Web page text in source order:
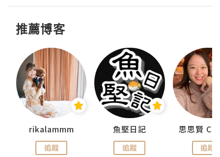
推薦博客
rikalammm
追蹤
魚堅日記
追蹤 追蹤